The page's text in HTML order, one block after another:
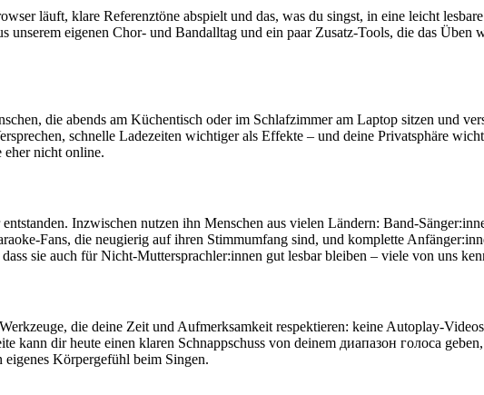
läuft, klare Referenztöne abspielt und das, was du singst, in eine leicht
eigenen Chor‑ und Bandalltag und ein paar Zusatz‑Tools, die das Üben
die abends am Küchentisch oder im Schlafzimmer am Laptop sitzen und
schnelle Ladezeiten wichtiger als Effekte – und deine Privatsphäre
eher nicht online.
Inzwischen nutzen ihn Menschen aus vielen Ländern:
die neugierig auf ihren Stimmumfang sind, und komplette
sie auch für Nicht‑Muttersprachler:innen gut lesbar bleiben – viele von uns
die deine Zeit und Aufmerksamkeit respektieren: keine
dir heute einen klaren Schnappschuss von deinem диапазон голоса
Körpergefühl beim Singen.